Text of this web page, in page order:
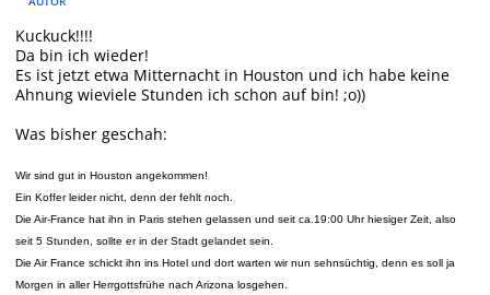
Kuckuck!!!!
Da bin ich wieder!
Es ist jetzt etwa Mitternacht in Houston und ich habe keine
Ahnung wieviele Stunden ich schon auf bin! ;o))
Was bisher geschah:
Wir sind gut in Houston angekommen!
Ein Koffer leider nicht, denn der fehlt noch.
Die Air-France hat ihn in Paris stehen gelassen und seit ca.19:00 Uhr hiesiger Zeit, also
seit 5 Stunden, sollte er in der Stadt gelandet sein.
Die Air France schickt ihn ins Hotel und dort warten wir nun sehnsüchtig, denn es soll ja
Morgen in aller Herrgottsfrühe nach Arizona losgehen.